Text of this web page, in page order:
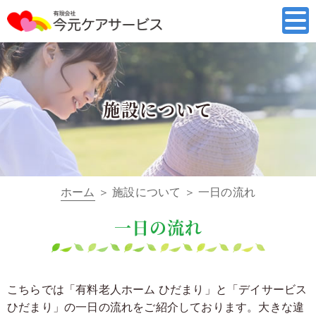
施設について
ホーム ＞ 施設について ＞ 一日の流れ
一日の流れ
こちらでは「有料老人ホーム ひだまり」と「デイサービス
ひだまり」の一日の流れをご紹介しております。 大きな違